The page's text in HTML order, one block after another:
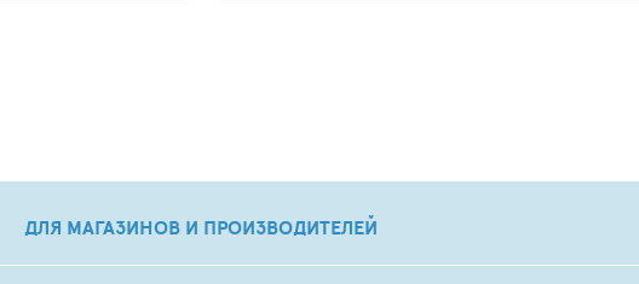
ДЛЯ МАГАЗИНОВ И ПРОИЗВОДИТЕЛЕЙ